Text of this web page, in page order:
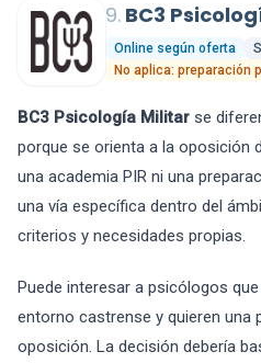
9. BC3
Online según oferta
No aplica: preparación
BC3 Psicología Militar se
porque se orienta a la oposición
una academia PIR ni una
una vía específica dentro del
criterios y necesidades propias.
Puede interesar a psicólogos
entorno castrense y quieren una
oposición. La decisión debería